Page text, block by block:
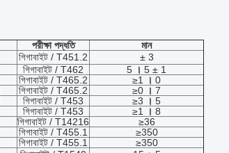
পরীক্ষা পদ্ধতি
মান
গিগাবাইট / T451.2
± 3
গিগাবাইট / T462 5 । 5 ± 1
গিগাবাইট / T465.2 ≥1 । 0
গিগাবাইট / T465.2 ≥0 । 7
গিগাবাইট / T453 ≥3 । 5
গিগাবাইট / T453 ≥1 । 8
গিগাবাইট / T14216
≥36
গিগাবাইট / T455.1
≥350
গিগাবাইট / T455.1
≥350